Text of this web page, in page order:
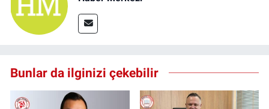
Bunlar da ilginizi çekebilir